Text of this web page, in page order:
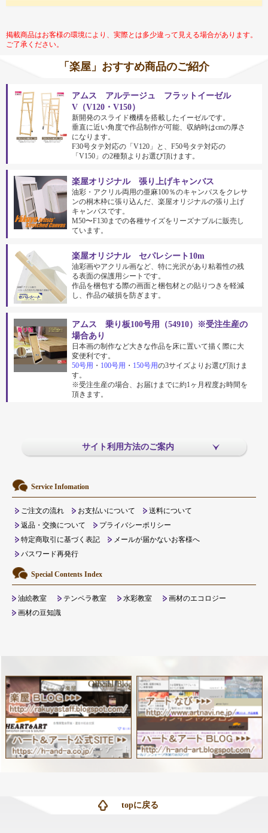
掲載商品はお客様の環境により、実際とは多少違って見える場合があります。
ご了承ください。
「楽屋」おすすめ商品のご紹介
アムス アルテージュ フラットイーゼル
V（V120・V150）
新開発のスライド機構を搭載したイーゼルです。
垂直に近い角度で作品制作が可能、収納時はcmの厚さ
になります。
F30号タテ対応の「V120」と、F50号タテ対応の
「V150」の2種類よりお選び頂けます。
楽屋オリジナル 張り上げキャンバス
油彩・アクリル両用の亜麻100％のキャンバスをクレサ
ンの桐木枠に張り込んだ、楽屋オリジナルの張り上げ
キャンバスです。
M50〜F130までの各種サイズをリーズナブルに販売し
ています。
楽屋オリジナル セパレシート10m
油彩画やアクリル画など、特に光沢があり粘着性の残
る表面の保護用シートです。
作品を梱包する際の画面と梱包材との貼りつきを軽減
し、作品の破損を防ぎます。
アムス 乗り板100号用（54910）※受注生産の
場合あり
日本画の制作など大きな作品を床に置いて描く際に大
変便利です。
50号用 ・ 100号用 ・ 150号用の3サイズよりお選び頂けま
す。
※受注生産の場合、お届けまでに約1ヶ月程度お時間を
頂きます。
サイト利用方法のご案内
Service Infomation
ご注文の流れ お支払いについて
送料について
返品・交換について
プライバシーポリシー
特定商取引に基づく表記
メールが届かないお客様へ
パスワード再発行
Special Contents Index
油絵教室 テンペラ教室 水彩教室
画材のエコロジー
画材の豆知識
topに戻る